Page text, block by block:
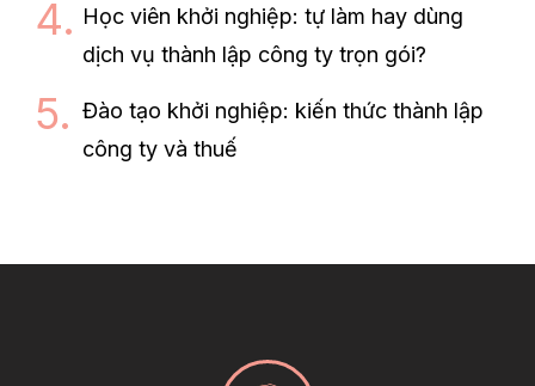
Học viên khởi nghiệp: tự làm hay dùng
dịch vụ thành lập công ty trọn gói?
Đào tạo khởi nghiệp: kiến thức thành lập
công ty và thuế